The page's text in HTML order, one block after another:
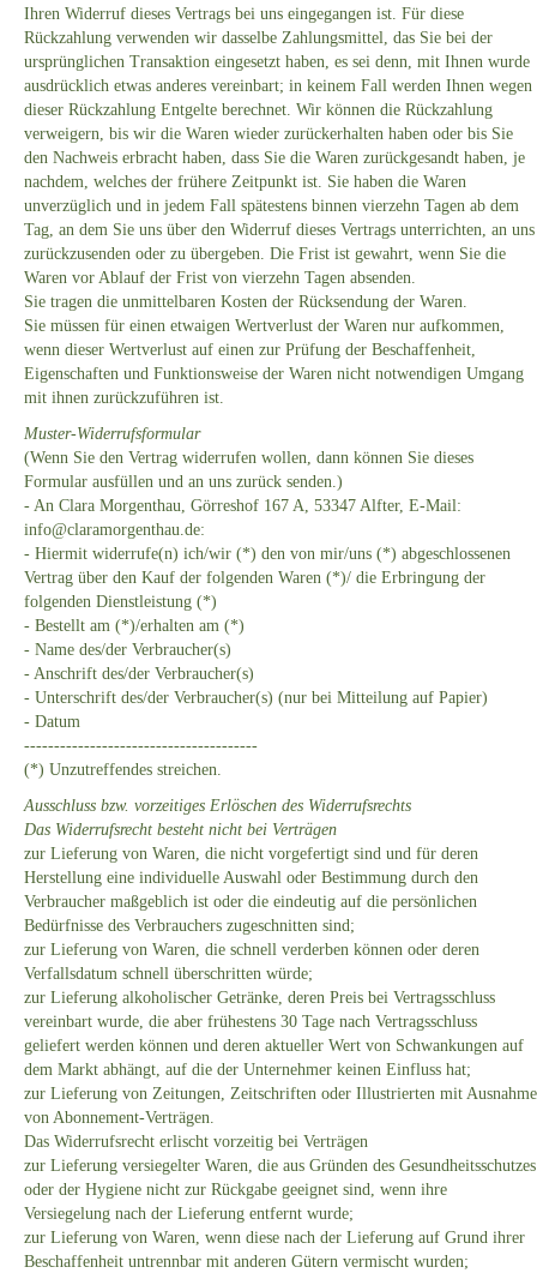
Ihren Widerruf dieses Vertrags bei uns eingegangen ist. Für diese
Rückzahlung verwenden wir dasselbe Zahlungsmittel, das Sie bei der
ursprünglichen Transaktion eingesetzt haben, es sei denn, mit Ihnen wurde
ausdrücklich etwas anderes vereinbart; in keinem Fall werden Ihnen wegen
dieser Rückzahlung Entgelte berechnet. Wir können die Rückzahlung
verweigern, bis wir die Waren wieder zurückerhalten haben oder bis Sie
den Nachweis erbracht haben, dass Sie die Waren zurückgesandt haben, je
nachdem, welches der frühere Zeitpunkt ist. Sie haben die Waren
unverzüglich und in jedem Fall spätestens binnen vierzehn Tagen ab dem
Tag, an dem Sie uns über den Widerruf dieses Vertrags unterrichten, an uns
zurückzusenden oder zu übergeben. Die Frist ist gewahrt, wenn Sie die
Waren vor Ablauf der Frist von vierzehn Tagen absenden.
Sie tragen die unmittelbaren Kosten der Rücksendung der Waren.
Sie müssen für einen etwaigen Wertverlust der Waren nur aufkommen,
wenn dieser Wertverlust auf einen zur Prüfung der Beschaffenheit,
Eigenschaften und Funktionsweise der Waren nicht notwendigen Umgang
mit ihnen zurückzuführen ist.
Muster-Widerrufsformular
(Wenn Sie den Vertrag widerrufen wollen, dann können Sie dieses
Formular ausfüllen und an uns zurück senden.)
- An Clara Morgenthau, Görreshof 167 A, 53347 Alfter, E-Mail:
info@claramorgenthau.de:
- Hiermit widerrufe(n) ich/wir (*) den von mir/uns (*) abgeschlossenen
Vertrag über den Kauf der folgenden Waren (*)/ die Erbringung der
folgenden Dienstleistung (*)
- Bestellt am (*)/erhalten am (*)
- Name des/der Verbraucher(s)
- Anschrift des/der Verbraucher(s)
- Unterschrift des/der Verbraucher(s) (nur bei Mitteilung auf Papier)
- Datum
---------------------------------------
(*) Unzutreffendes streichen.
Ausschluss bzw. vorzeitiges Erlöschen des Widerrufsrechts
Das Widerrufsrecht besteht nicht bei Verträgen
zur Lieferung von Waren, die nicht vorgefertigt sind und für deren
Herstellung eine individuelle Auswahl oder Bestimmung durch den
Verbraucher maßgeblich ist oder die eindeutig auf die persönlichen
Bedürfnisse des Verbrauchers zugeschnitten sind;
zur Lieferung von Waren, die schnell verderben können oder deren
Verfallsdatum schnell überschritten würde;
zur Lieferung alkoholischer Getränke, deren Preis bei Vertragsschluss
vereinbart wurde, die aber frühestens 30 Tage nach Vertragsschluss
geliefert werden können und deren aktueller Wert von Schwankungen auf
dem Markt abhängt, auf die der Unternehmer keinen Einfluss hat;
zur Lieferung von Zeitungen, Zeitschriften oder Illustrierten mit Ausnahme
von Abonnement-Verträgen.
Das Widerrufsrecht erlischt vorzeitig bei Verträgen
zur Lieferung versiegelter Waren, die aus Gründen des Gesundheitsschutzes
oder der Hygiene nicht zur Rückgabe geeignet sind, wenn ihre
Versiegelung nach der Lieferung entfernt wurde;
zur Lieferung von Waren, wenn diese nach der Lieferung auf Grund ihrer
Beschaffenheit untrennbar mit anderen Gütern vermischt wurden;